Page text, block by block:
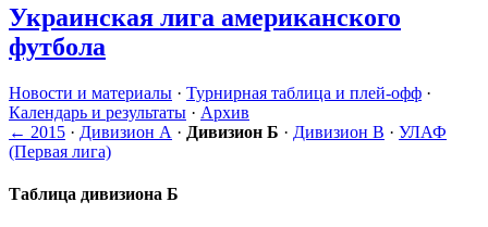
Украинская лига американского
футбола
Новости и материалы · Турнирная таблица и плей-офф ·
Календарь и результаты · Архив
← 2015 · Дивизион А · Дивизион Б · Дивизион В · УЛАФ
(Первая лига)
Таблица дивизиона Б